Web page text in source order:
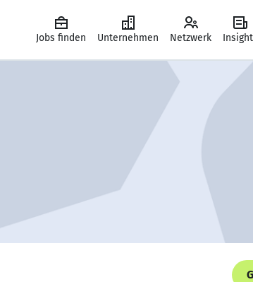
Jobs finden Unternehmen Netzwerk